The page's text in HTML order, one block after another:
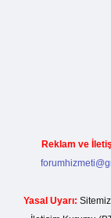
Reklam ve
Yasal Uyarı: